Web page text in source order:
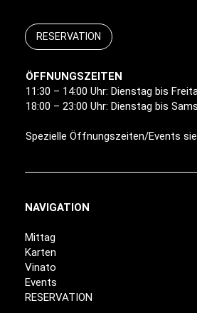
RESERVATION
ÖFFNUNGSZEITEN
11:30 – 14:00 Uhr: Dienstag bis
18:00 – 23:00 Uhr: Dienstag bis
Spezielle Öffnungszeiten/Events
NAVIGATION
Mittag
Karten
Vinato
Events
RESERVATION